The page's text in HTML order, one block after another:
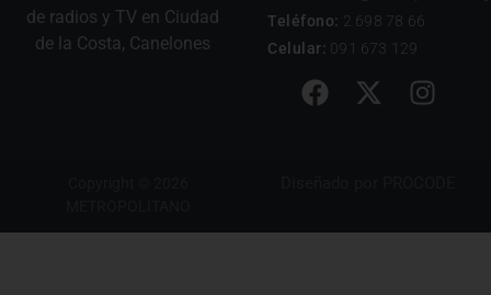
de radios y TV en Ciudad
de la Costa, Canelones
Teléfono: 2 698 78 66
Celular: 091 673 129